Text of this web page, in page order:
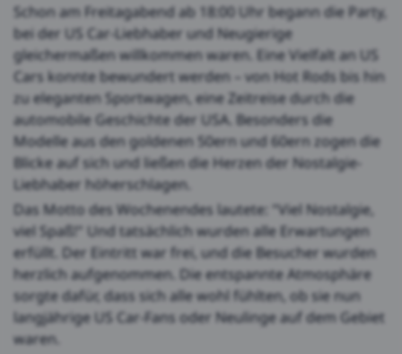
Schon am Freitagabend ab 18:00 Uhr begann die Party,
bei der US Car-Liebhaber und Neugierige
gleichermaßen willkommen waren. Eine Vielfalt an US
Cars konnte bewundert werden – von Hot Rods bis hin
zu eleganten Sportwagen, eine Zeitreise durch die
automobile Geschichte der USA. Besonders die
Modelle aus den goldenen 50ern und 60ern zogen die
Blicke auf sich und ließen die Herzen der Nostalgie-
Liebhaber höherschlagen.
Das Motto des Wochenendes lautete: "Viel Nostalgie,
viel Spaß!" Und tatsächlich wurden alle Erwartungen
erfüllt. Der Eintritt war frei, und die Besucher wurden
herzlich aufgenommen. Die entspannte Atmosphäre
sorgte dafür, dass sich alle wohl fühlten, ob sie nun
langjährige US Car-Fans oder Neulinge auf dem Gebiet
waren.